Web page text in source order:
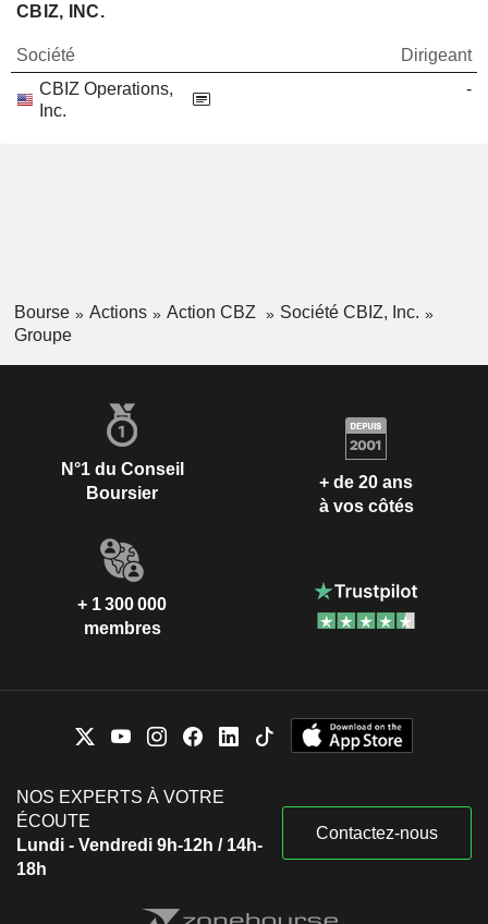
CBIZ, INC.
Société
Dirigeant
CBIZ Operations,
Inc.
-
Bourse Actions Action CBZ
Société CBIZ, Inc.
Groupe
N°1 du Conseil
Boursier
+ de 20 ans
à vos côtés
+ 1 300 000
membres
NOS EXPERTS À VOTRE
ÉCOUTE
Lundi - Vendredi 9h-12h / 14h-
18h
Contactez-nous